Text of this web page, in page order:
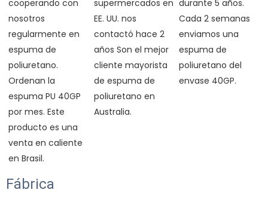
cooperando con
nosotros
regularmente en
espuma de
poliuretano.
Ordenan la
espuma PU 40GP
por mes. Este
producto es una
venta en caliente
supermercados en
EE. UU. nos
contactó hace 2
años Son el mejor
cliente mayorista
de espuma de
poliuretano en
durante 5 años.
Cada 2 semanas
enviamos una
espuma de
poliuretano del
Fábrica